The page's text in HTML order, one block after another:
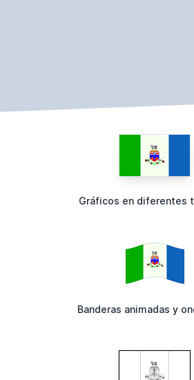
Gráficos en diferentes
Banderas animadas y